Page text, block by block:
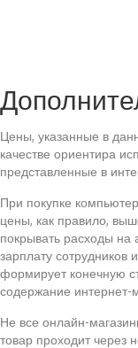
Цены, указанные в
качестве ориентира
представленные в
При покупке
цены, как правило,
покрывать расходы на
зарплату
формирует конечную
содержание интернет-
Не все онлайн-
товар проходит через